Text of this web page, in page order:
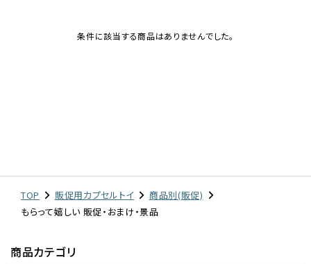
条件に該当する商品はありませんでした。
TOP 販促用カプセルトイ
商品別(販促)
もらって嬉しい 販促・おまけ・景品
商品カテゴリ